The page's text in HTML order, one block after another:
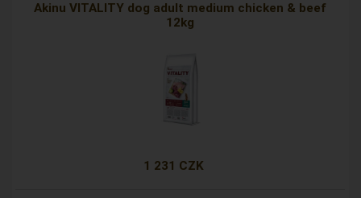
Akinu VITALITY dog adult medium chicken & beef
12kg
1 231 CZK